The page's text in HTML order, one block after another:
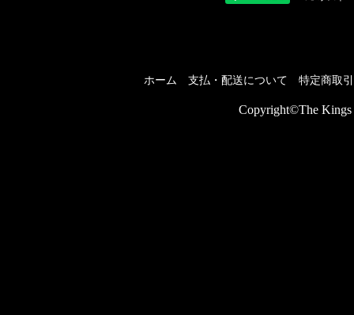
ホーム 支払・配送について 特定商取
Copyright©The Kings